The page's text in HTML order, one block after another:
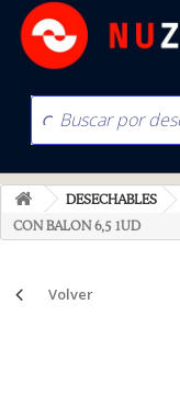
DESECHABLES
CON BALON 6,5 1UD
Volver